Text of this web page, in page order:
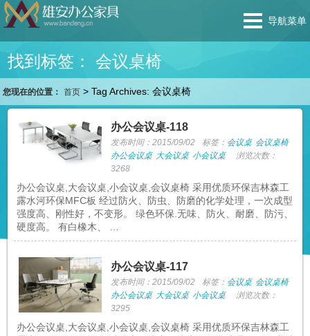
导航菜单
找到标签： 会议桌椅
您现在的位置： 首页 >Tag Archives: 会议桌椅
办公会议桌-118
发布时间：2015/09/02 标签： 会议桌 会议桌椅
办公会议桌 大会议桌 小会议桌
浏览次数：
3268
办公会议桌,大会议桌,小会议桌,会议桌椅 采用优质环保吉林森工
露水河环保MFC板 经过防火、防虫、防磨的化学处理，一次成型
强度高、刚性好，不变形。 绿色环保.无味、防火、耐磨、防污、
硬度高。 有白橡木、 …
办公会议桌-117
发布时间：2015/09/02 标签： 会议桌 会议桌椅
办公会议桌 大会议桌 小会议桌
浏览次数：
3295
办公会议桌,大会议桌,小会议桌,会议桌椅 采用优质环保吉林森工